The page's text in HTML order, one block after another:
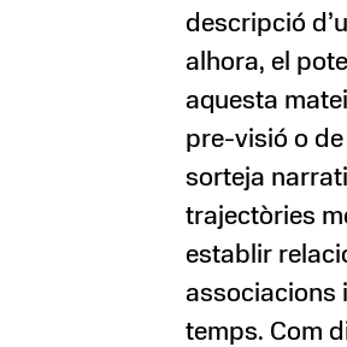
descripció
alhora, el
aquesta
pre-visió o
sorteja
trajectòries
establir
associacions
temps. Com